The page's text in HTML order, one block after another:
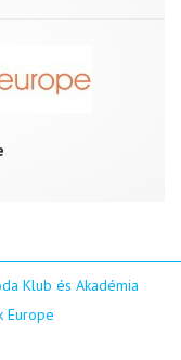
Klub és Akadémia
Europe